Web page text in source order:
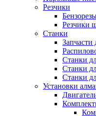
Резчики
Резчики
Станки
Запчасти
Станки
Станки
Станки
Установки